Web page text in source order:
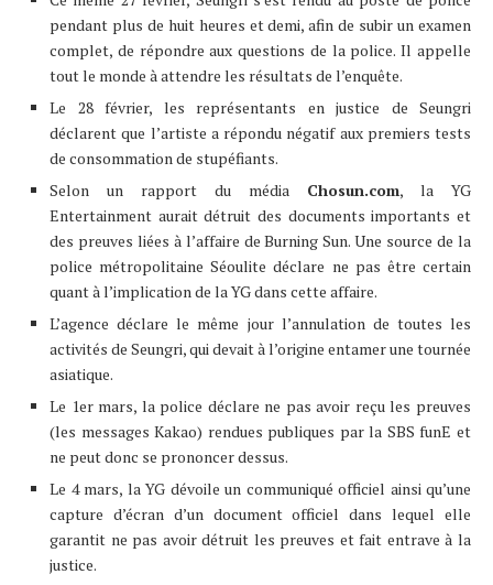
pendant plus de huit heures et demi, afin de subir un examen
complet, de répondre aux questions de la police. Il appelle
tout le monde à attendre les résultats de l’enquête.
Le 28 février, les représentants en justice de Seungri
déclarent que l’artiste a répondu négatif aux premiers tests
de consommation de stupéfiants.
Selon un rapport du média Chosun.com, la YG
Entertainment aurait détruit des documents importants et
des preuves liées à l’affaire de Burning Sun. Une source de la
police métropolitaine Séoulite déclare ne pas être certain
quant à l’implication de la YG dans cette affaire.
L’agence déclare le même jour l’annulation de toutes les
activités de Seungri, qui devait à l’origine entamer une tournée
asiatique.
Le 1er mars, la police déclare ne pas avoir reçu les preuves
(les messages Kakao) rendues publiques par la SBS funE et
ne peut donc se prononcer dessus.
Le 4 mars, la YG dévoile un communiqué officiel ainsi qu’une
capture d’écran d’un document officiel dans lequel elle
garantit ne pas avoir détruit les preuves et fait entrave à la
justice.